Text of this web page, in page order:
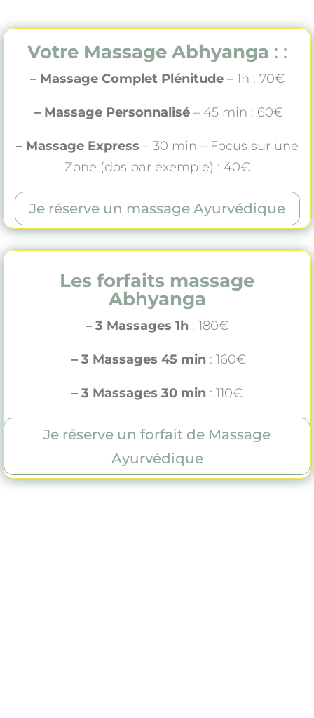
Votre Massage Abhyanga : :
– Massage Complet Plénitude – 1h : 70€
– Massage Personnalisé – 45 min : 60€
– Massage Express – 30 min – Focus sur une
Zone (dos par exemple) : 40€
Je réserve un massage Ayurvédique
Les forfaits massage
Abhyanga
– 3 Massages 1h : 180€
– 3 Massages 45 min : 160€
– 3 Massages 30 min : 110€
Je réserve un forfait de Massage
Ayurvédique